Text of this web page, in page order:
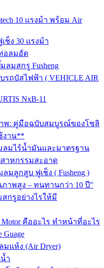
10 แรงม้า พร้อม Air
ช็ง 30 แรงม้า
อลมอัด
ลมสกรู Fusheng
ถบัสไฟฟ้า ( VEHICLE AIR
NxB-11
พ: คู่มือฉบับสมบูรณ์ของโซลิ
งาน**
ลมไร้น้ำมันและมาตรฐาน
าหกรรมสะอาด
มลูกสูบ ฟูเช็ง ( Fusheng )
าพสูง – ทนทานกว่า 10 ปี”
กรูอย่างไรให้มี
Motor คืออะไร ทำหน้าที่อะไร
Guage
มแห้ง (Air Dryer)
ำ